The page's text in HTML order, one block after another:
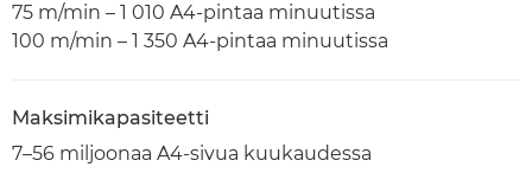
75 m/min – 1 010 A4-pintaa minuutissa
100 m/min – 1 350 A4-pintaa minuutissa
Maksimikapasiteetti
7–56 miljoonaa A4-sivua kuukaudessa